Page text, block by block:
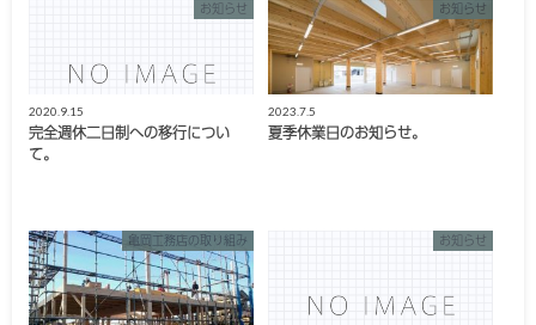
お知らせ
2020.9.15
完全週休二日制への移行につい
て。
お知らせ
2023.7.5
夏季休業日のお知らせ。
亀岡工務店の取り組み お知らせ